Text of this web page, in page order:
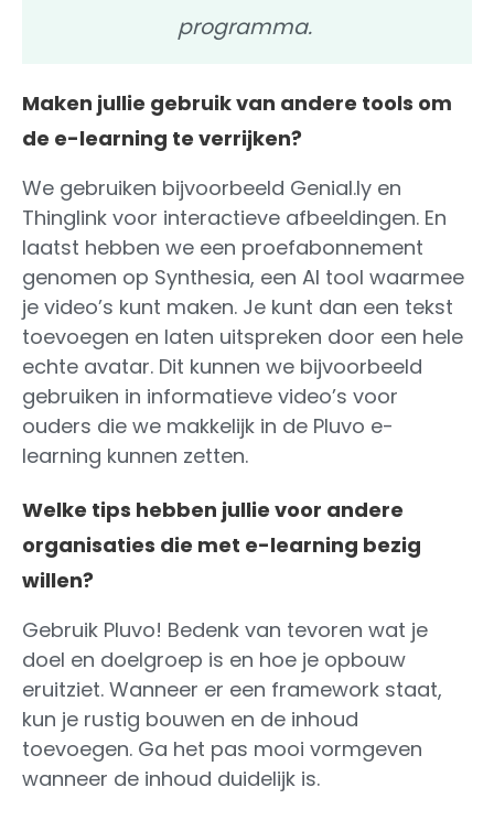
programma.
Maken jullie gebruik van andere tools om
de e-learning te verrijken?
We gebruiken bijvoorbeeld Genial.ly en
Thinglink voor interactieve afbeeldingen. En
laatst hebben we een proefabonnement
genomen op Synthesia, een AI tool waarmee
je video’s kunt maken. Je kunt dan een tekst
toevoegen en laten uitspreken door een hele
echte avatar. Dit kunnen we bijvoorbeeld
gebruiken in informatieve video’s voor
ouders die we makkelijk in de Pluvo e-
learning kunnen zetten.
Welke tips hebben jullie voor andere
organisaties die met e-learning bezig
willen?
Gebruik Pluvo! Bedenk van tevoren wat je
doel en doelgroep is en hoe je opbouw
eruitziet. Wanneer er een framework staat,
kun je rustig bouwen en de inhoud
toevoegen. Ga het pas mooi vormgeven
wanneer de inhoud duidelijk is.